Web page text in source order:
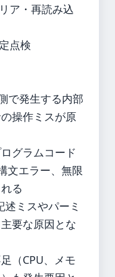
ア・再読み込
点検
で発生する内部
操作ミスが原
グラムコード
文エラー、無限
る
ミスやパーミ
要な原因とな
（CPU、メモ